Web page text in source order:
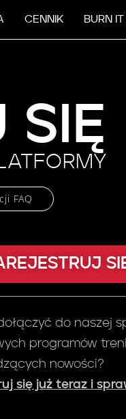
CENNIK BURN
SIĘ
FAQ
do naszej
programów
nowości?
się już teraz i